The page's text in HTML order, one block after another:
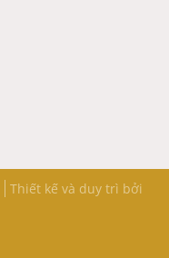
Thiết kế và duy trì bởi